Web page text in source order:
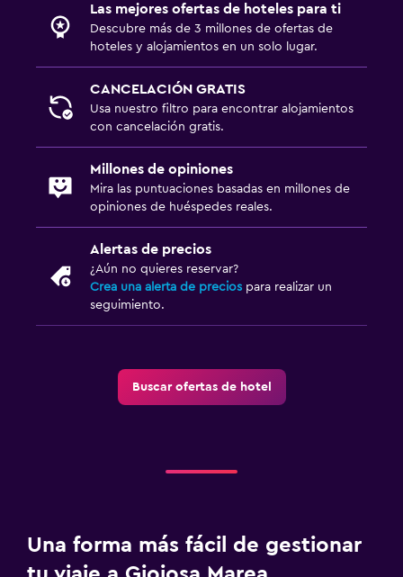
Las mejores ofertas de hoteles para ti
Descubre más de 3 millones de ofertas de
hoteles y alojamientos en un solo lugar.
CANCELACIÓN GRATIS
Usa nuestro filtro para encontrar alojamientos
con cancelación gratis.
Millones de opiniones
Mira las puntuaciones basadas en millones de
opiniones de huéspedes reales.
Alertas de precios
¿Aún no quieres reservar?
Crea una alerta de precios para realizar un
seguimiento.
Buscar ofertas de hotel
Una forma más fácil de gestionar